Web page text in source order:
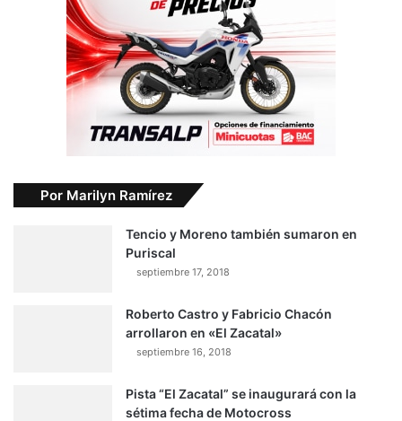
Por Marilyn Ramírez
Tencio y Moreno también sumaron en
Puriscal
septiembre 17, 2018
Roberto Castro y Fabricio Chacón
arrollaron en «El Zacatal»
septiembre 16, 2018
Pista “El Zacatal” se inaugurará con la
sétima fecha de Motocross